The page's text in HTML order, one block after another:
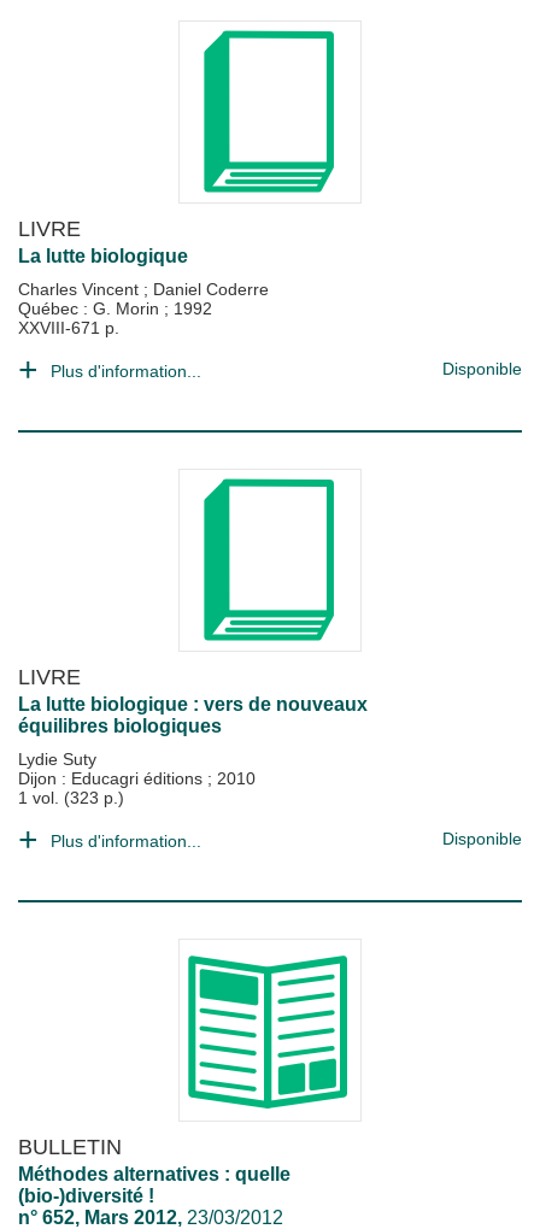
LIVRE
La lutte biologique
Charles Vincent ; Daniel Coderre
Québec : G. Morin ; 1992
XXVIII-671 p.
Plus d'information... Disponible
LIVRE
La lutte biologique : vers de nouveaux
équilibres biologiques
Lydie Suty
Dijon : Educagri éditions ; 2010
1 vol. (323 p.)
Plus d'information... Disponible
BULLETIN
Méthodes alternatives : quelle
(bio-)diversité !
n° 652, Mars 2012, 23/03/2012